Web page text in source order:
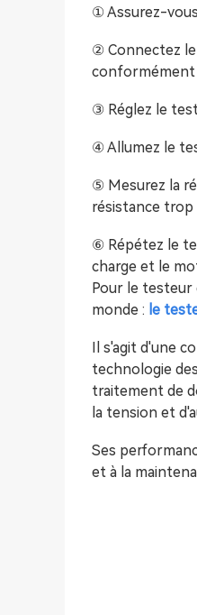
① Assurez-
② Connectez
conformément
③ Réglez le
④ Allumez le
⑤ Mesurez la
résistance
⑥ Répétez le
charge et le
Pour le testeur
monde : le
Il s'agit d'une
technologie
traitement de
la tension et
Ses
et à la